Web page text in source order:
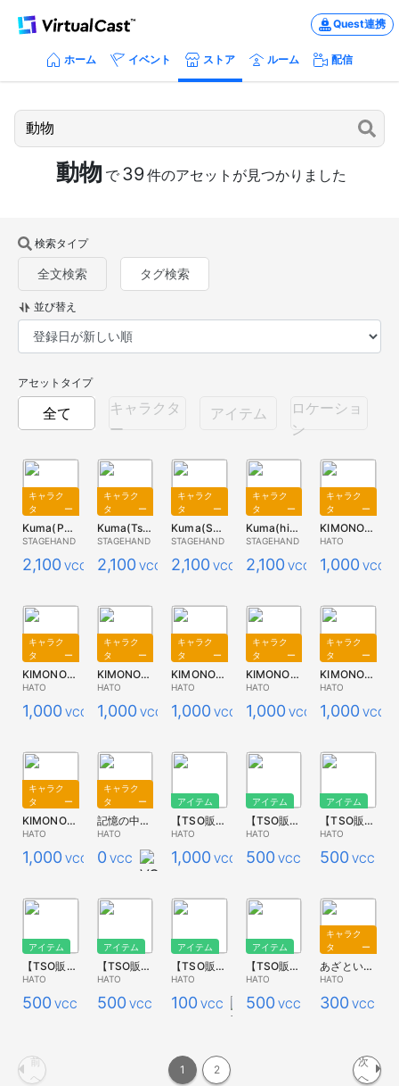
Quest連携
ホーム イベント ストア ルーム 配信
動物 で 39件のアセットが見つかりました
検索タイプ
全文検索 タグ検索
並び替え
アセットタイプ
全て
キャラクタ
ー
アイテム
ロケーショ
ン
キャラク
ター
Kuma(Panda)
STAGEHAND
2,100 VCC
キャラク
ター
Kuma(Tsukinowa)
STAGEHAND
2,100 VCC
キャラク
ター
Kuma(Shirokuma)
STAGEHAND
2,100 VCC
キャラク
ター
Kuma(higuma)
STAGEHAND
2,100 VCC
キャラク
ター
KIMONOUSAGI ホワイト L
HATO
1,000 VCC
キャラク
ター
KIMONOUSAGI ホワイト M
HATO
1,000 VCC
キャラク
ター
KIMONOUSAGI ホワイト S
HATO
1,000 VCC
キャラク
ター
KIMONOUSAGI オレンジ S
HATO
1,000 VCC
キャラク
ター
KIMONOUSAGI ブラック L
HATO
1,000 VCC
キャラク
ター
KIMONOUSAGI ブラック M
HATO
1,000 VCC
キャラク
ター
KIMONOUSAGI ブラック S
HATO
1,000 VCC
キャラク
ター
記憶の中のインコ
HATO
0 VCC
アイテム
【TSO販売用】うさぎちゃん
HATO
1,000 VCC
アイテム
【TSO販売用】インコちゃん（3）
HATO
500 VCC
アイテム
【TSO販売用】インコちゃん（5）
HATO
500 VCC
アイテム
【TSO販売用】インコちゃん（4）
HATO
500 VCC
アイテム
【TSO販売用】インコちゃん（2）
HATO
500 VCC
アイテム
【TSO販売用】鳥の鳴き声環境音
HATO
100 VCC
アイテム
【TSO販売用】インコちゃん黄色
HATO
500 VCC
キャラク
ター
あざといこうぺん
HATO
300 VCC
前
へ
1 2
次
へ